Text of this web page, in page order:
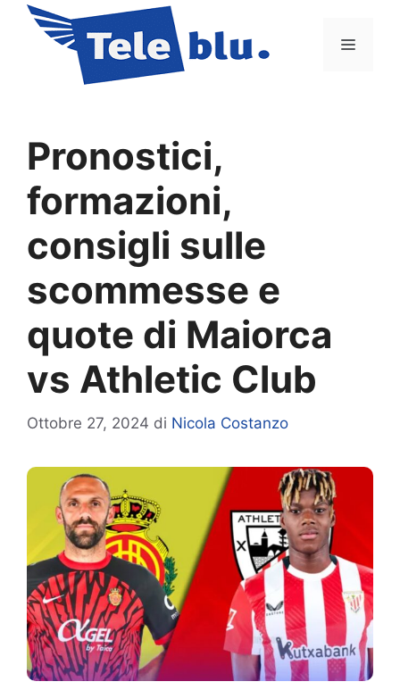
contenuto
Menu
Pronostici,
formazioni,
consigli sulle
scommesse e
quote di Maiorca
vs Athletic Club
Ottobre 27, 2024 di Nicola Costanzo